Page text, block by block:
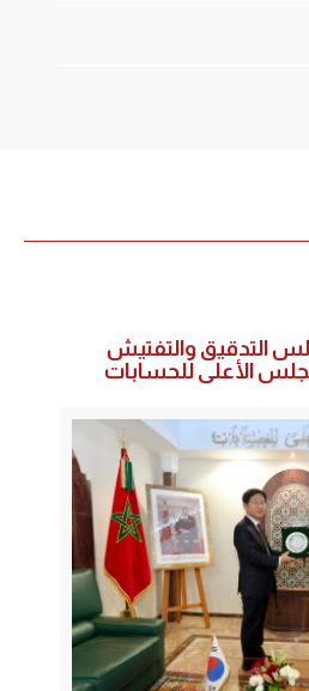
التدقيق والتفتيش
الأعلى للحسابات